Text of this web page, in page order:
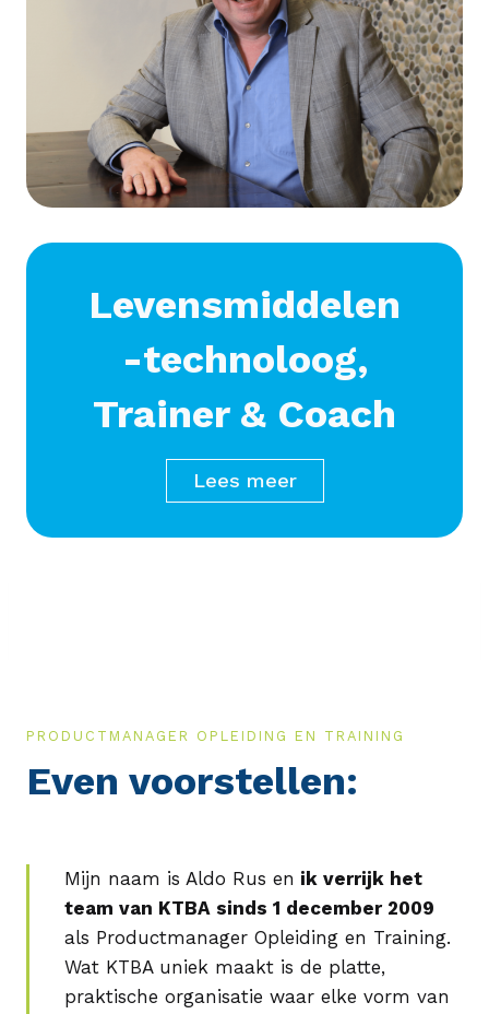
Levensmiddelen
-technoloog,
Trainer & Coach
Lees meer
PRODUCTMANAGER OPLEIDING EN TRAINING
Even voorstellen:
Mijn naam is Aldo Rus en ik verrijk het
team van KTBA sinds 1 december 2009
als Productmanager Opleiding en Training.
Wat KTBA uniek maakt is de platte,
praktische organisatie waar elke vorm van